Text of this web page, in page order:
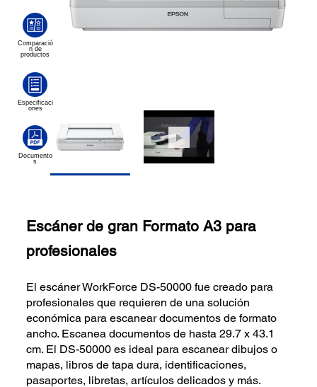
Escáner de gran Formato A3 para
profesionales
El escáner WorkForce DS-50000 fue creado para
profesionales que requieren de una solución
económica para escanear documentos de formato
ancho. Escanea documentos de hasta 29.7 x 43.1
cm. El DS-50000 es ideal para escanear dibujos o
mapas, libros de tapa dura, identificaciones,
pasaportes, libretas, artículos delicados y más.